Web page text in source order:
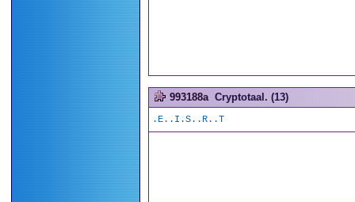
993188a Cryptotaal. (13)
.E..I.S..R..T